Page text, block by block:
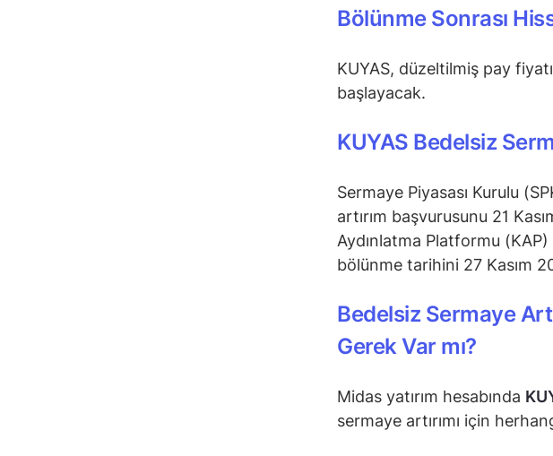
Bölünme Sonrası
KUYAS, düzeltilmiş pay
başlayacak.
KUYAS Bedelsiz
Sermaye Piyasası Kurulu
artırım başvurusunu 21
Aydınlatma Platformu
bölünme tarihini 27 Kasım
Bedelsiz Sermaye
Gerek Var mı?
Midas yatırım hesabında
sermaye artırımı için